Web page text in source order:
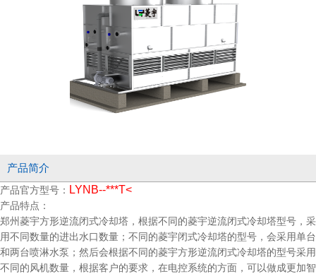
产品简介
产品官方型号： LYNB--***T<
产品特点：
郑州菱宇方形逆流闭式冷却塔，根据不同的菱宇逆流闭式冷却塔型号，采
用不同数量的进出水口数量；不同的菱宇闭式冷却塔的型号，会采用单台
和两台喷淋水泵；然后会根据不同的菱宇方形逆流闭式冷却塔的型号采用
不同的风机数量，根据客户的要求，在电控系统的方面，可以做成更加智